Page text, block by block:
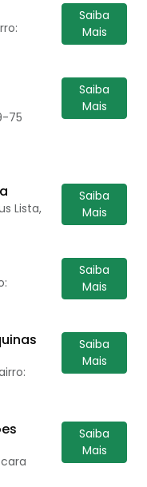
Saiba
Mais
75
Saiba
Mais
Lista,
Saiba
Mais
Saiba
Mais
Saiba
Mais
Saiba
Mais